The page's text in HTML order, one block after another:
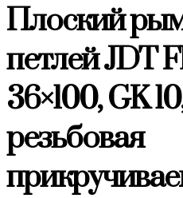
Плоский
петлей JDT
36×100, GK
резьбовая